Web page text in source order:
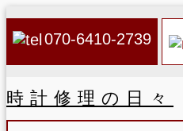
070-6410-2739
時計修理の日々